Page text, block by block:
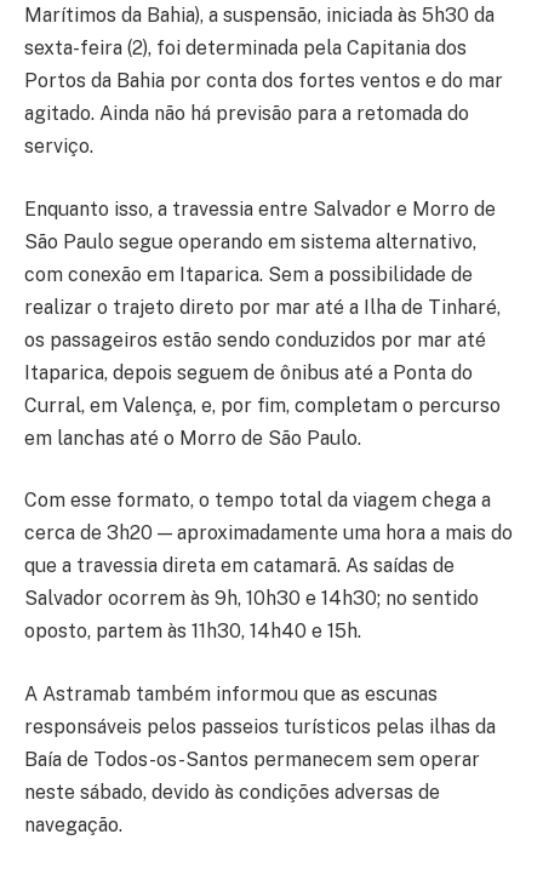
Marítimos da Bahia), a suspensão, iniciada às 5h30 da
sexta-feira (2), foi determinada pela Capitania dos
Portos da Bahia por conta dos fortes ventos e do mar
agitado. Ainda não há previsão para a retomada do
serviço.
Enquanto isso, a travessia entre Salvador e Morro de
São Paulo segue operando em sistema alternativo,
com conexão em Itaparica. Sem a possibilidade de
realizar o trajeto direto por mar até a Ilha de Tinharé,
os passageiros estão sendo conduzidos por mar até
Itaparica, depois seguem de ônibus até a Ponta do
Curral, em Valença, e, por fim, completam o percurso
em lanchas até o Morro de São Paulo.
Com esse formato, o tempo total da viagem chega a
cerca de 3h20 — aproximadamente uma hora a mais do
que a travessia direta em catamarã. As saídas de
Salvador ocorrem às 9h, 10h30 e 14h30; no sentido
oposto, partem às 11h30, 14h40 e 15h.
A Astramab também informou que as escunas
responsáveis pelos passeios turísticos pelas ilhas da
Baía de Todos-os-Santos permanecem sem operar
neste sábado, devido às condições adversas de
navegação.